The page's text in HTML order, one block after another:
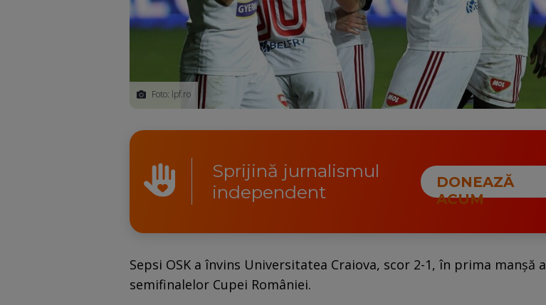
Foto: lpf.ro
Sprijină jurnalismul
independent
DONEAZĂ
ACUM
Sepsi OSK a învins Universitatea Craiova, scor 2-1, în prima manșă a
semifinalelor Cupei României.